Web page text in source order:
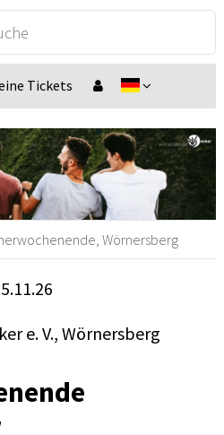
Tickets
Wörnersberg
e. V., Wörnersberg